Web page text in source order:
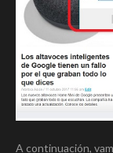
A continuación,